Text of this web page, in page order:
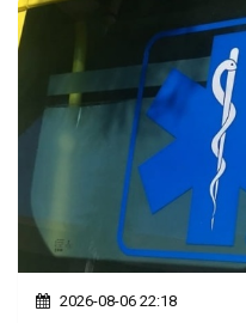
2026-08-06 22:18